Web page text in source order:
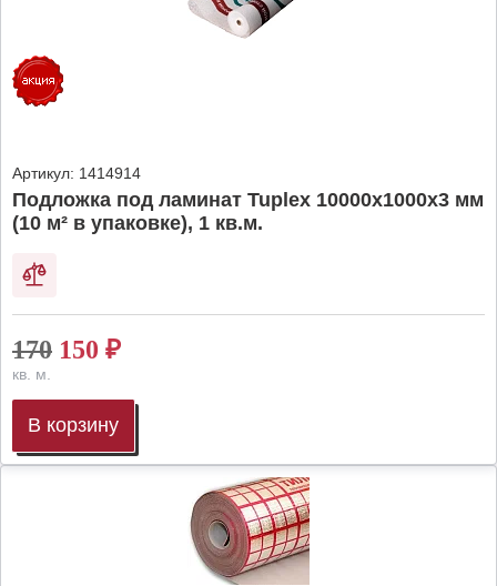
Артикул: 1414914
Подложка под ламинат Tuplex 10000x1000x3 мм
(10 м² в упаковке), 1 кв.м.
170 150 ₽
кв. м.
В корзину